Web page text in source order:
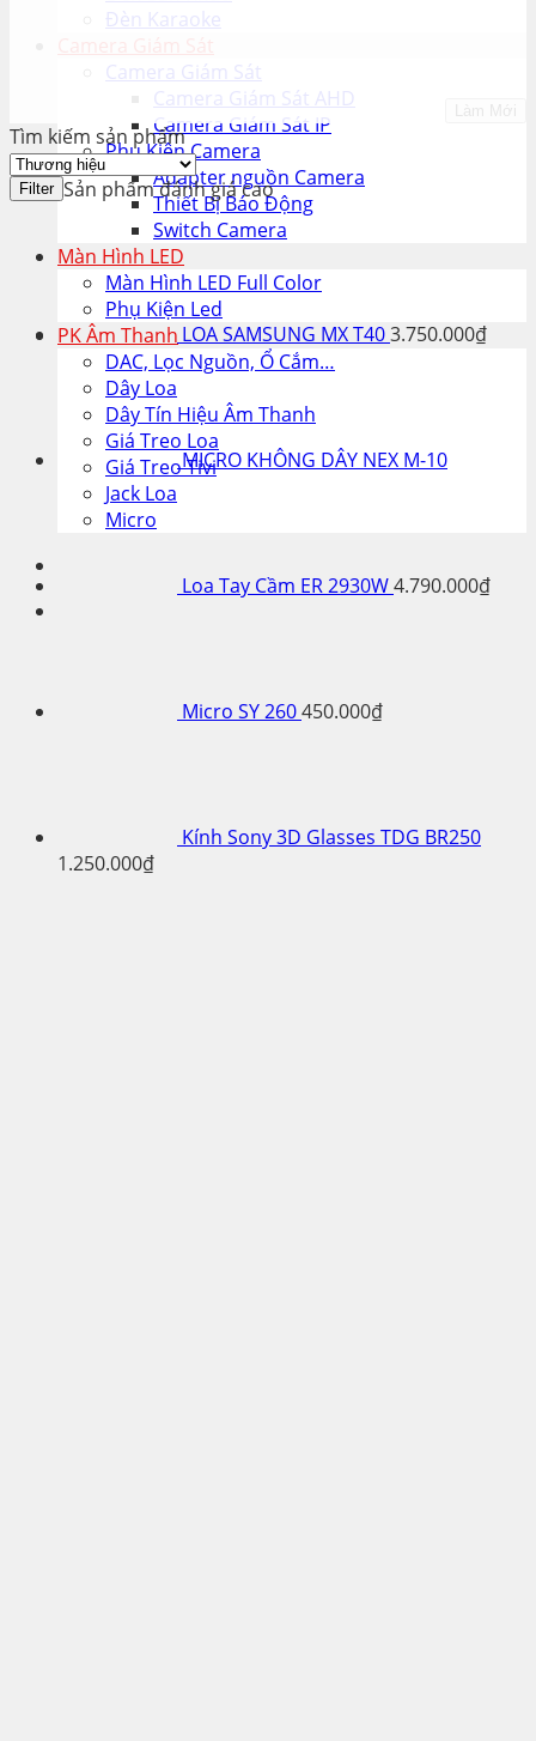
Đèn Karaoke
Camera Giám Sát
Camera Giám Sát AHD
Camera Giám Sát IP
Phụ Kiện Camera
Adapter nguồn Camera
Thiết Bị Báo Động
Switch Camera
Màn Hình LED
Màn Hình LED Full Color
Phụ Kiện Led
PK Âm Thanh
DAC, Lọc Nguồn, Ổ Cắm…
Dây Loa
Dây Tín Hiệu Âm Thanh
Giá Treo Loa
Giá Treo Tivi
Jack Loa
Micro
Tìm kiếm sản phẩm
Filter Sản phẩm đánh giá cao
LOA SAMSUNG MX T403.750.000₫
MICRO KHÔNG DÂY NEX M-10
Loa Tay Cầm ER 2930W4.790.000₫
Micro SY 260450.000₫
Kính Sony 3D Glasses TDG BR250
1.250.000₫